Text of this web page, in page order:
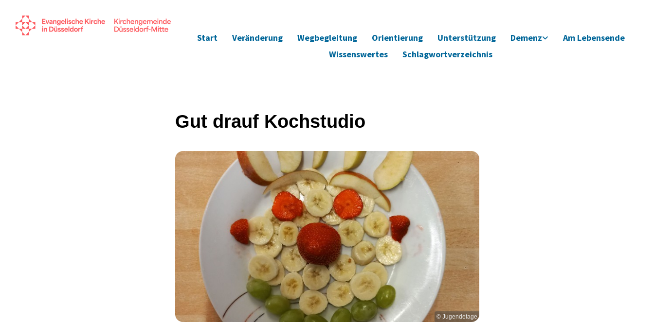
Start Veränderung Wegbegleitung Orientierung Unterstützung Demenz
Am Lebensende
Wissenswertes
Schlagwortverzeichnis
Gut drauf Kochstudio
© Jugendetage